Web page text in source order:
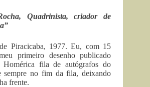
Quadrinista, criador de
Piracicaba, 1977. Eu, com 15
primeiro desenho publicado
fila de autógrafos do
sempre no fim da fila, deixando
frente.